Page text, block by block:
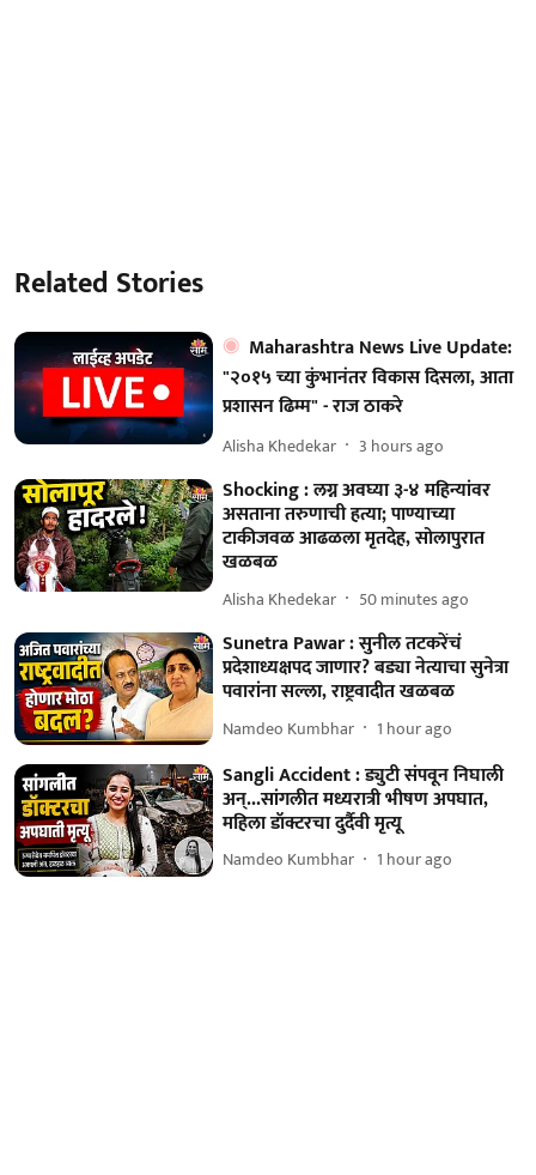
Related Stories
Maharashtra News Live Update:
"२०१५ च्या कुंभानंतर विकास दिसला, आता
प्रशासन ढिम्म" - राज ठाकरे
Alisha Khedekar 3 hours ago
Shocking : लग्न अवघ्या ३-४ महिन्यांवर
असताना तरुणाची हत्या; पाण्याच्या
टाकीजवळ आढळला मृतदेह, सोलापुरात
खळबळ
Alisha Khedekar 50 minutes ago
Sunetra Pawar : सुनील तटकरेंचं
प्रदेशाध्यक्षपद जाणार? बड्या नेत्याचा सुनेत्रा
पवारांना सल्ला, राष्ट्रवादीत खळबळ
Namdeo Kumbhar 1 hour ago
Sangli Accident : ड्युटी संपवून निघाली
अन्...सांगलीत मध्यरात्री भीषण अपघात,
महिला डॉक्टरचा दुर्दैवी मृत्यू
Namdeo Kumbhar 1 hour ago